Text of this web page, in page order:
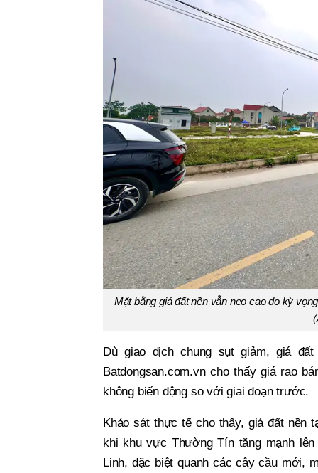
Mặt bằng giá đất nền vẫn neo cao do kỳ
Dù giao dịch chung sụt giảm, giá
Batdongsan.com.vn cho thấy giá rao
không biến động so với giai đoạn trước.
Khảo sát thực tế cho thấy, giá đất nền
khi khu vực Thường Tín tăng mạnh
Linh, đặc biệt quanh các cây cầu mới,